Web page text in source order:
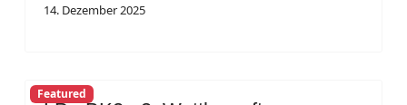
14. Dezember 2025
Featured